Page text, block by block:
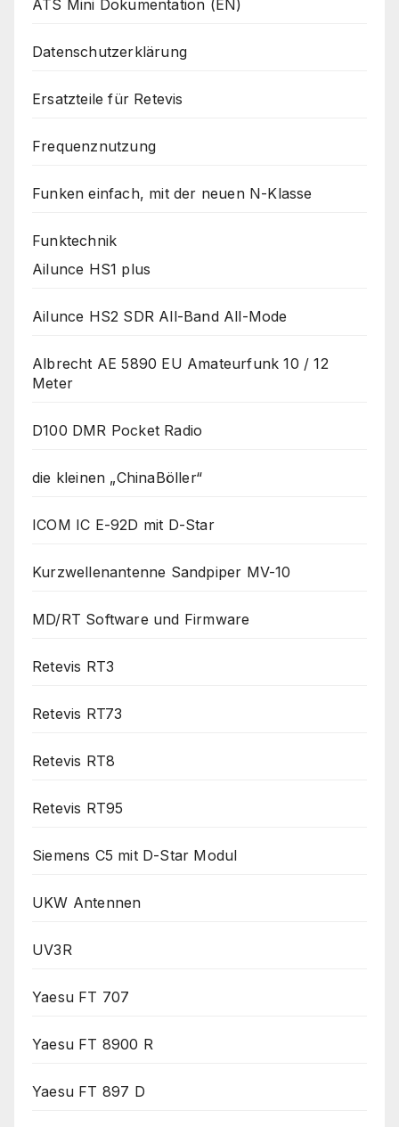
ATS Mini Dokumentation (EN)
Datenschutzerklärung
Ersatzteile für Retevis
Frequenznutzung
Funken einfach, mit der neuen N-Klasse
Funktechnik
Ailunce HS1 plus
Ailunce HS2 SDR All-Band All-Mode
Albrecht AE 5890 EU Amateurfunk 10 / 12
Meter
D100 DMR Pocket Radio
die kleinen „ChinaBöller“
ICOM IC E-92D mit D-Star
Kurzwellenantenne Sandpiper MV-10
MD/RT Software und Firmware
Retevis RT3
Retevis RT73
Retevis RT8
Retevis RT95
Siemens C5 mit D-Star Modul
UKW Antennen
UV3R
Yaesu FT 707
Yaesu FT 8900 R
Yaesu FT 897 D